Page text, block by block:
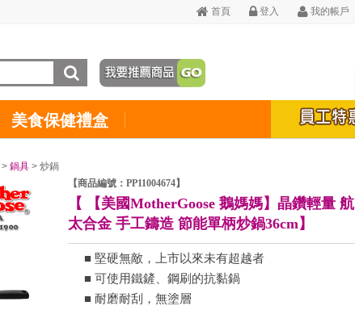
首頁 登入 我的帳戶
美食保健禮盒
> 鍋具 > 炒鍋
【商品編號：PP11004674】
【 【美國MotherGoose 鵝媽媽】晶鑽輕量 航
太合金 手工鑄造 節能單柄炒鍋36cm】
■ 堅硬無敵，上市以來未有超越者
■ 可使用鐵鏟、鋼刷的抗黏鍋
■ 耐磨耐刮，無塗層